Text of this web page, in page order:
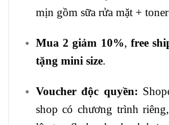
mịn gồm sữa rửa mặt +
Mua 2 giảm 10%, free
tặng mini size.
Voucher độc quyền:
shop có chương trình